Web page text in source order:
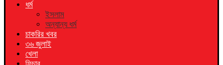
ধর্ম
ইসলাম
অন্যান্য ধর্ম
চাকরির খবর
৩৬ জুলাই
খেলা